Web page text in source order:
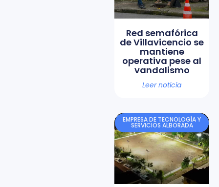
Red semafórica
de Villavicencio se
mantiene
operativa pese al
vandalismo
Leer noticia
EMPRESA DE TECNOLOGÍA Y
SERVICIOS ALBORADA